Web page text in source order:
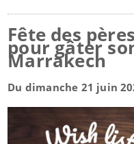
Fête des
pour gâter
Marrakech
Du dimanche 21 juin